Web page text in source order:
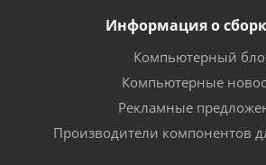
Информация о
Компьютерный
Компьютерные
Рекламные
Производители компонентов